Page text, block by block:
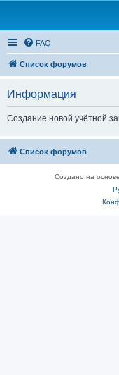
FAQ
Список форумов
Информация
Создание новой учётной
Список форумов
Создано на основе